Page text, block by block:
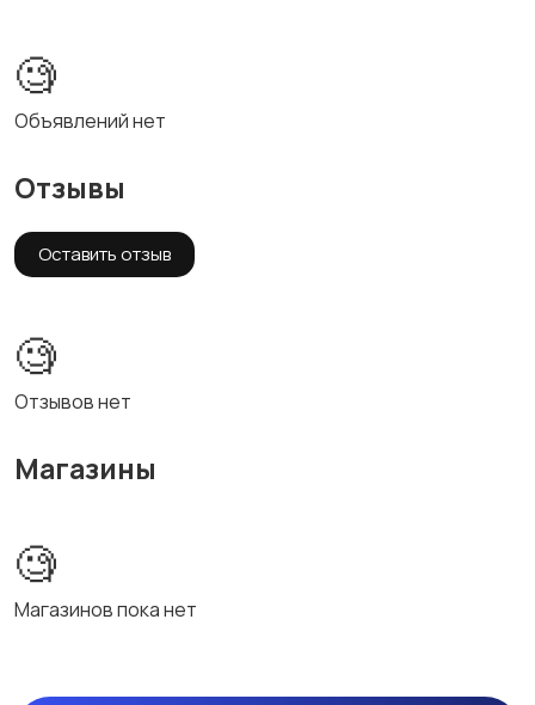
🧐
Объявлений нет
Отзывы
Оставить отзыв
🧐
Отзывов нет
Магазины
🧐
Магазинов пока нет